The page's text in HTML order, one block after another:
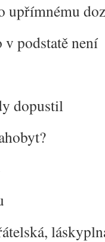
upřímnému
podstatě není
dopustil